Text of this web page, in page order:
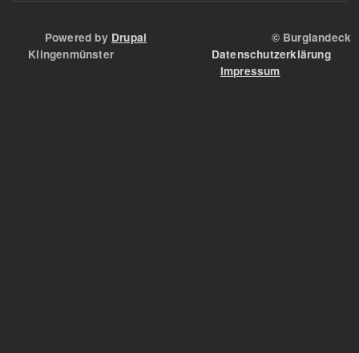
Powered by Drupal © Burglandeck
Klingenmünster Datenschutzerklärung
Impressum